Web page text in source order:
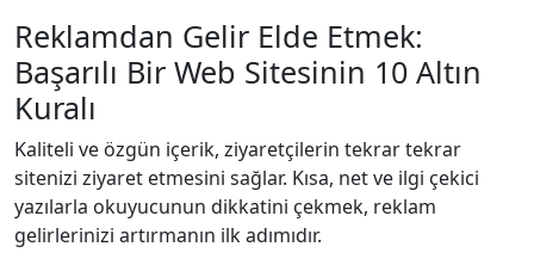
Reklamdan Gelir Elde Etmek:
Başarılı Bir Web Sitesinin 10 Altın
Kuralı
Kaliteli ve özgün içerik, ziyaretçilerin tekrar tekrar
sitenizi ziyaret etmesini sağlar. Kısa, net ve ilgi çekici
yazılarla okuyucunun dikkatini çekmek, reklam
gelirlerinizi artırmanın ilk adımıdır.